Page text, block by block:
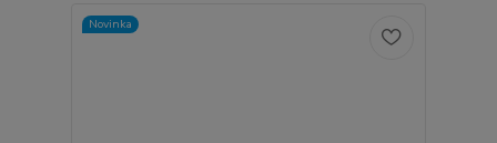
Novinka